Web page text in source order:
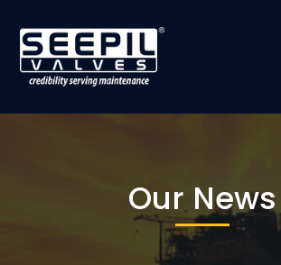
Our News